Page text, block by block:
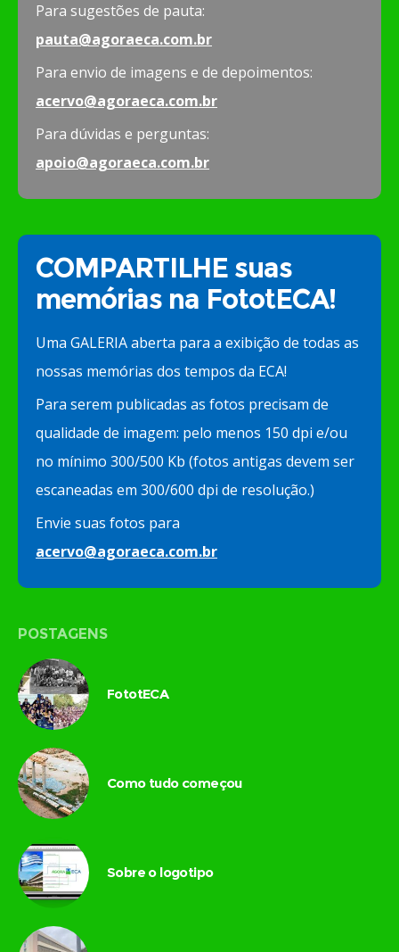
Para sugestões de pauta:
pauta@agoraeca.com.br
Para envio de imagens e de depoimentos:
acervo@agoraeca.com.br
Para dúvidas e perguntas:
apoio@agoraeca.com.br
COMPARTILHE suas
memórias na FototECA!
Uma GALERIA aberta para a exibição de todas as
nossas memórias dos tempos da ECA!
Para serem publicadas as fotos precisam de
qualidade de imagem: pelo menos 150 dpi e/ou
no mínimo 300/500 Kb (fotos antigas devem ser
escaneadas em 300/600 dpi de resolução.)
Envie suas fotos para
acervo@agoraeca.com.br
POSTAGENS
FototECA
Como tudo começou
Sobre o logotipo